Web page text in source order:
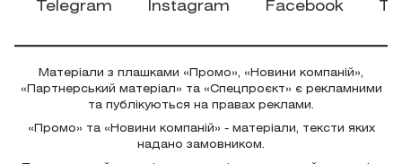
Матеріали з плашками «Промо», «Новини компаній»,
«Партнерський матеріал» та «Спецпроєкт» є рекламними
та публікуються на правах реклами.
«Промо» та «Новини компаній» - матеріали, тексти яких
надано замовником.